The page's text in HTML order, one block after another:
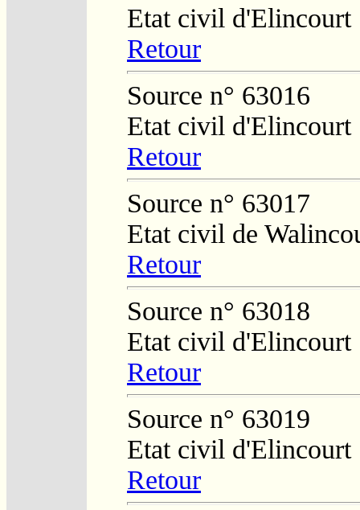
Etat civil d'Elincourt
Retour
Source n° 63016
Etat civil d'Elincourt
Retour
Source n° 63017
Etat civil de
Retour
Source n° 63018
Etat civil d'Elincourt
Retour
Source n° 63019
Etat civil d'Elincourt
Retour